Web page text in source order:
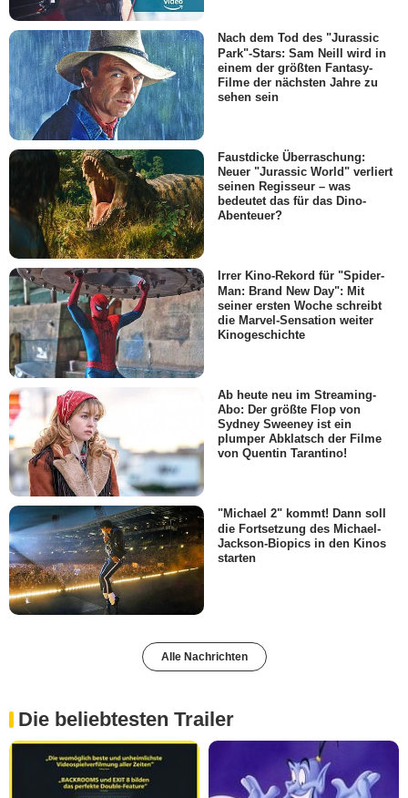
Nach dem Tod des "Jurassic
Park"-Stars: Sam Neill wird in
einem der größten Fantasy-
Filme der nächsten Jahre zu
sehen sein
Faustdicke Überraschung:
Neuer "Jurassic World" verliert
seinen Regisseur – was
bedeutet das für das Dino-
Abenteuer?
Irrer Kino-Rekord für "Spider-
Man: Brand New Day": Mit
seiner ersten Woche schreibt
die Marvel-Sensation weiter
Kinogeschichte
Ab heute neu im Streaming-
Abo: Der größte Flop von
Sydney Sweeney ist ein
plumper Abklatsch der Filme
von Quentin Tarantino!
"Michael 2" kommt! Dann soll
die Fortsetzung des Michael-
Jackson-Biopics in den Kinos
starten
Alle Nachrichten
Die beliebtesten Trailer